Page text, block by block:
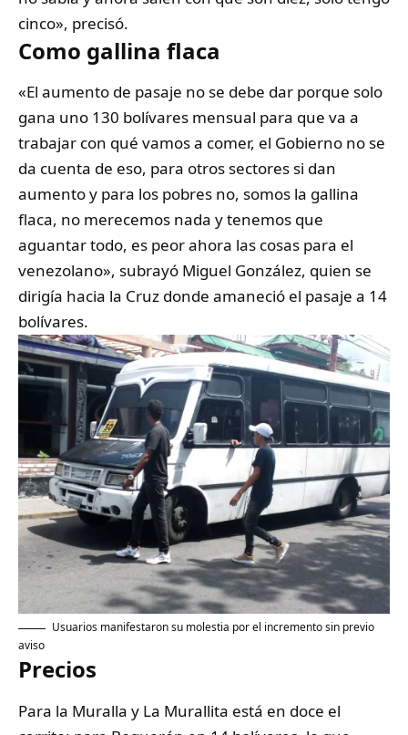
cinco», precisó.
Como gallina flaca
«El aumento de pasaje no se debe dar porque solo
gana uno 130 bolívares mensual para que va a
trabajar con qué vamos a comer, el Gobierno no se
da cuenta de eso, para otros sectores si dan
aumento y para los pobres no, somos la gallina
flaca, no merecemos nada y tenemos que
aguantar todo, es peor ahora las cosas para el
venezolano», subrayó Miguel González, quien se
dirigía hacia la Cruz donde amaneció el pasaje a 14
bolívares.
Usuarios manifestaron su molestia por el incremento sin previo
aviso
Precios
Para la Muralla y La Murallita está en doce el